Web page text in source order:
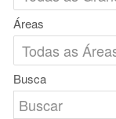
Áreas
Busca